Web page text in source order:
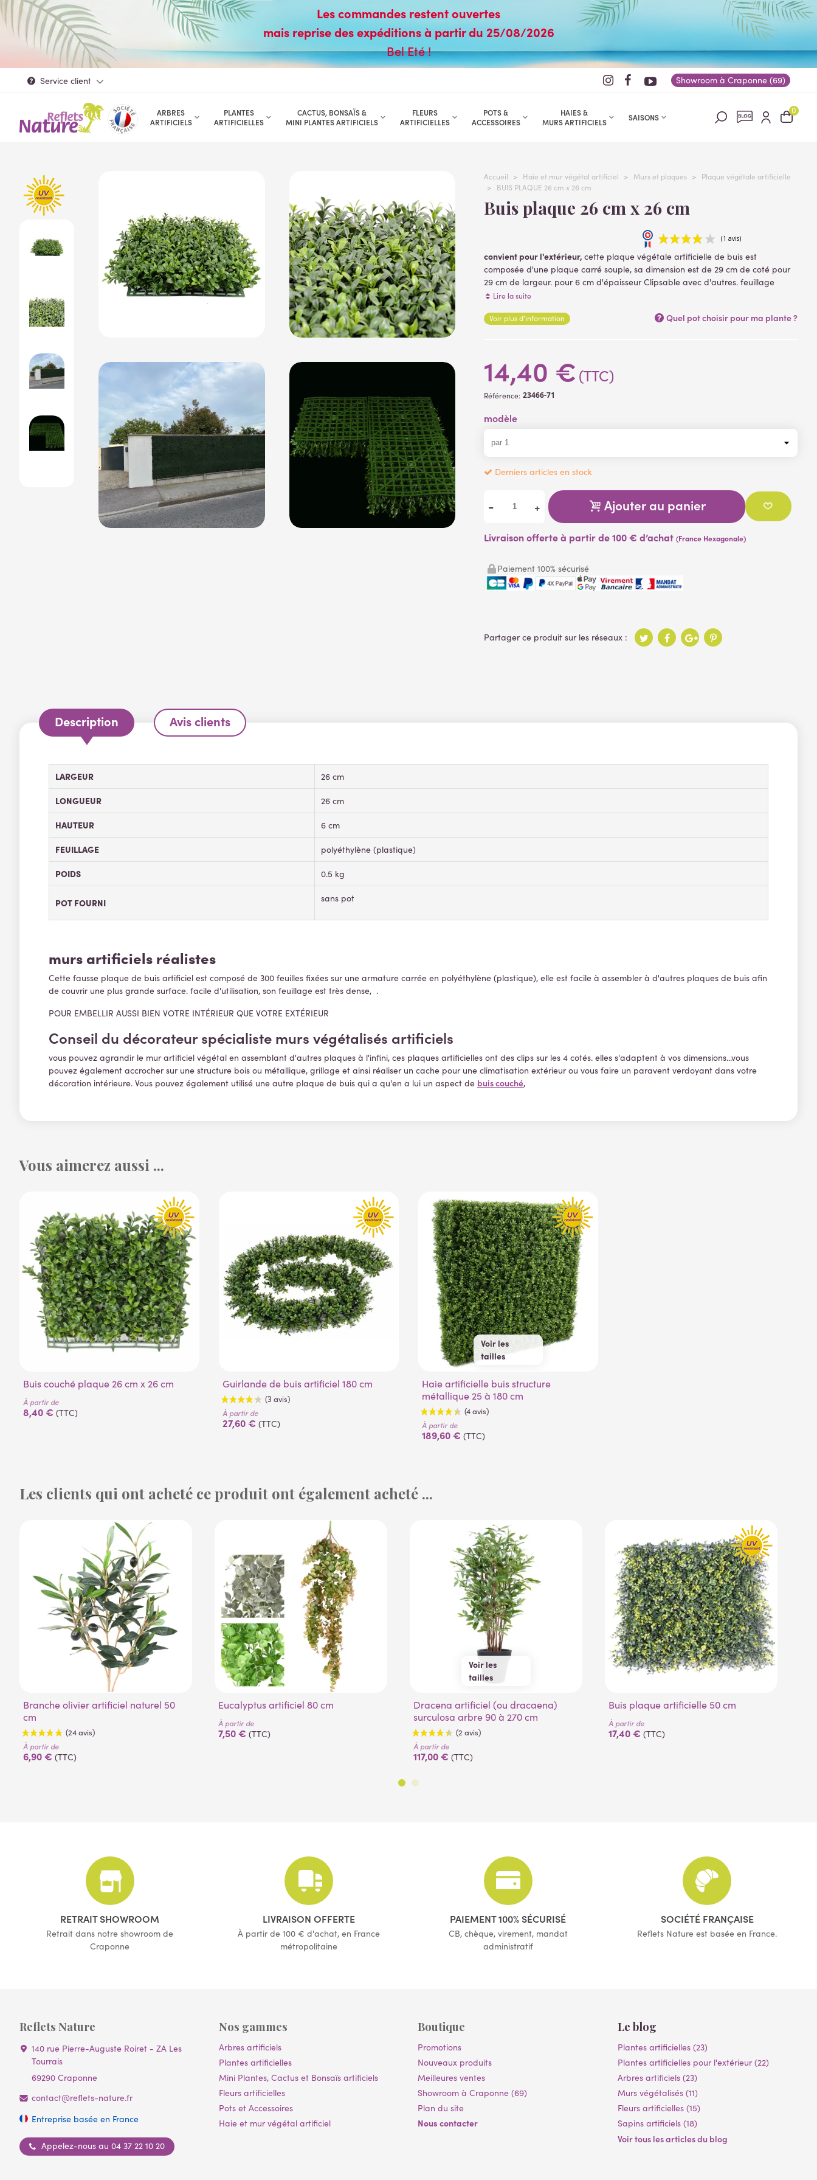
Les commandes restent ouvertes
mais reprise des expéditions à partir du 25/08/2026
Bel Eté !
Service client Showroom à Craponne (69)
ARBRES
ARTIFICIELS
PLANTES
ARTIFICIELLES
CACTUS, BONSAÏS &
MINI PLANTES ARTIFICIELS
FLEURS
ARTIFICIELLES
POTS &
ACCESSOIRES
HAIES &
MURS ARTIFICIELS
SAISONS
0
Accueil > Haie et mur végétal artificiel > Murs et plaques >
Plaque végétale artificielle
>
BUIS PLAQUE 26 cm x 26 cm
Buis plaque 26 cm x 26 cm
convient pour l'extérieur,cette plaque végétale artificielle de buis est
composée d'une plaque carré souple, sa dimension est de 29 cm de coté pour
29 cm de largeur. pour 6 cm d'épaisseur Clipsable avec d'autres. feuillage
artificiel ( 300 feuilles) en polyéthylène (plastique) .faux feuillage fixé sur un
Lire la suite
Voir plus d'information Quel pot choisir pour ma plante ?
14,40 € (TTC)
Référence: 23466-71
modèle
Derniers articles en stock
- + Ajouter au panier
Livraison offerte à partir de 100 € d’achat(France Hexagonale)
Paiement 100% sécurisé
Description Avis clients
LARGEUR 26 cm
LONGUEUR 26 cm
HAUTEUR 6 cm
FEUILLAGE polyéthylène (plastique)
POIDS 0.5 kg
POT FOURNI sans pot
murs artificiels réalistes
Cette fausse plaque de buis artificiel est composé de 300 feuilles fixées sur une armature carrée en polyéthylène (plastique), elle est facile à assembler à d'autres plaques de buis afin
de couvrir une plus grande surface. facile d'utilisation, son feuillage est très dense, .
POUR EMBELLIR AUSSI BIEN VOTRE INTÉRIEUR QUE VOTRE EXTÉRIEUR
Conseil du décorateur spécialiste murs végétalisés artificiels
vous pouvez agrandir le mur artificiel végétal en assemblant d'autres plaques à l'infini, ces plaques artificielles ont des clips sur les 4 cotés. elles s'adaptent à vos dimensions...vous
pouvez également accrocher sur une structure bois ou métallique, grillage et ainsi réaliser un cache pour une climatisation extérieur ou vous faire un paravent verdoyant dans votre
décoration intérieure. Vous pouvez également utilisé une autre plaque de buis qui a qu'en a lui un aspect de buis couché,
Vous aimerez aussi ...
Buis couché plaque 26 cm x 26 cm
À partir de
8,40 € (TTC)
Guirlande de buis artificiel 180 cm
À partir de
27,60 € (TTC)
Voir les
tailles
60 cm145 cm
180 cm
Haie artificielle buis structure
métallique 25 à 180 cm
(4 avis)
À partir de
189,60 € (TTC)
Les clients qui ont acheté ce produit ont également acheté ...
Branche olivier artificiel naturel 50
cm
(24 avis)
À partir de
6,90 € (TTC)
Eucalyptus artificiel 80 cm
À partir de
7,50 € (TTC)
Voir les
tailles
120 cm
150 cm
210 cm
240 cm
270 cm
Dracena artificiel (ou dracaena)
surculosa arbre 90 à 270 cm
(2 avis)
À partir de
117,00 € (TTC)
Buis plaque artificielle 50 cm
À partir de
17,40 € (TTC)
RETRAIT SHOWROOM
Retrait dans notre showroom de
Craponne
LIVRAISON OFFERTE
À partir de 100 € d'achat, en France
métropolitaine
PAIEMENT 100% SÉCURISÉ
CB, chèque, virement, mandat
administratif
SOCIÉTÉ FRANÇAISE
Reflets Nature est basée en France.
Reflets Nature
140 rue Pierre-Auguste Roiret - ZA Les
Tourrais
69290 Craponne
contact@reflets-nature.fr
Entreprise basée en France
Appelez-nous au 04 37 22 10 20
Nos gammes
Arbres artificiels
Plantes artificielles
Mini Plantes, Cactus et Bonsaïs artificiels
Fleurs artificielles
Pots et Accessoires
Haie et mur végétal artificiel
Boutique
Promotions
Nouveaux produits
Meilleures ventes
Showroom à Craponne (69)
Plan du site
Nous contacter
Le blog
Plantes artificielles (23)
Plantes artificielles pour l'extérieur (22)
Arbres artificiels (23)
Murs végétalisés (11)
Fleurs artificielles (15)
Sapins artificiels (18)
Voir tous les articles du blog